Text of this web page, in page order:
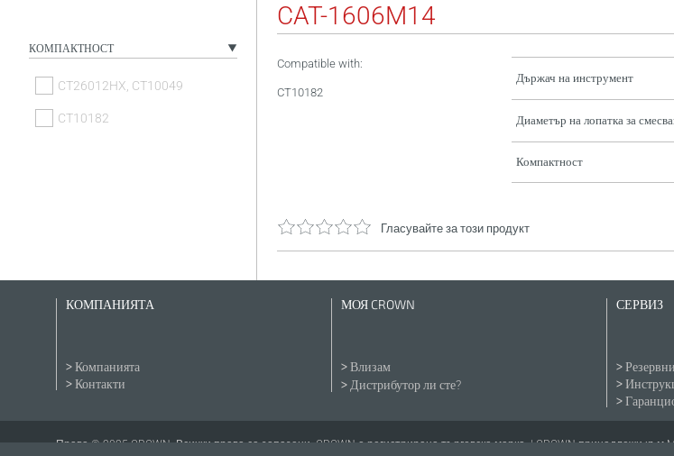
КОМПАКТНОСТ
CT26012HX, CT10049
CT10182
CAT-1606M14
Compatible with:
CT10182
Държач на инструмент
Диаметър на лопатка за
Компактност
Гласувайте за този продукт
КОМПАНИЯТА
Компанията
Контакти
МОЯ CROWN
Влизам
Дистрибутор ли сте?
СЕРВИЗ
Права © 2025 CROWN. Всички права са запазени. CROWN е регистрирана търговска марка. | CROWN принадлежи към